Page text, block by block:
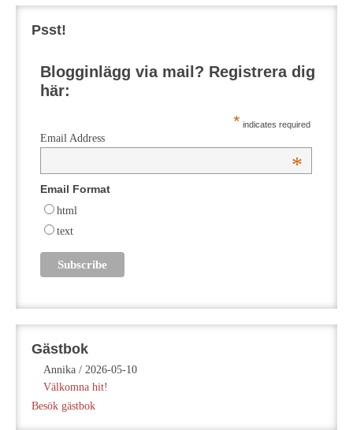
Psst!
Blogginlägg via mail? Registrera dig
här:
* indicates required
Email Address
*
Email Format
html
text
Gästbok
Annika / 2026-05-10
Välkomna hit!
Besök gästbok